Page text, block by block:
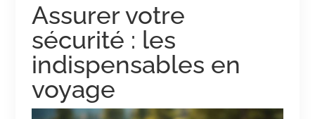
Assurer votre
sécurité : les
indispensables en
voyage